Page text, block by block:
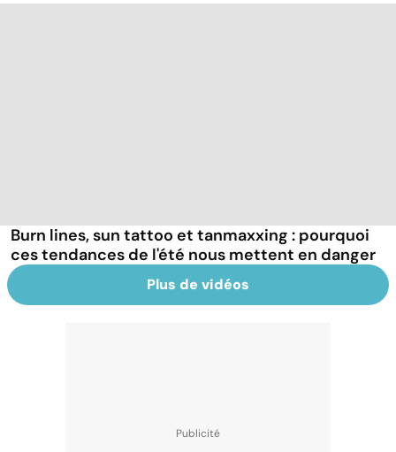
Burn lines, sun tattoo et tanmaxxing : pourquoi
ces tendances de l'été nous mettent en danger
Plus de vidéos